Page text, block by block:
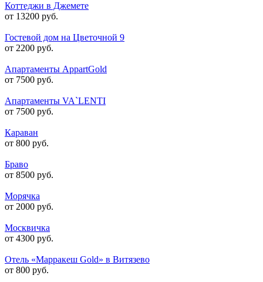
Коттеджи в Джемете
от 13200 руб.
Гостевой дом на Цветочной 9
от 2200 руб.
Апартаменты AppartGold
от 7500 руб.
Апартаменты VA`LENTI
от 7500 руб.
Караван
от 800 руб.
Браво
от 8500 руб.
Морячка
от 2000 руб.
Москвичка
от 4300 руб.
Отель «Марракеш Gold» в Витязево
от 800 руб.